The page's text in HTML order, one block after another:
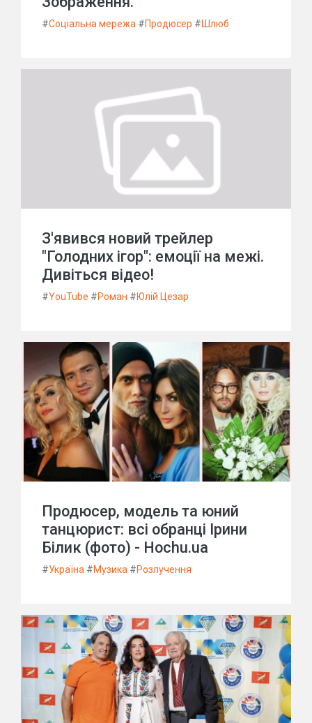
#Соціальна мережа #Продюсер #Шлюб
З'явився новий трейлер
"Голодних ігор": емоції на межі.
Дивіться відео!
#YouTube #Роман #Юлій Цезар
Продюсер, модель та юний
танцюрист: всі обранці Ірини
Білик (фото) - Hochu.ua
#Україна #Музика #Розлучення